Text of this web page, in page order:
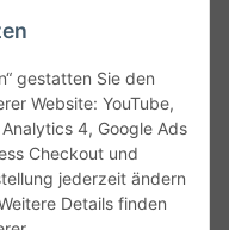
gestatten Sie den
Website: YouTube,
4, Google Ads
Checkout und
jederzeit ändern
Details finden
Irrtümer und fehlerhafte